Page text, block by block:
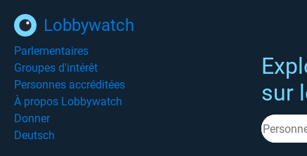
Lobbywatch
Parlementaires
Groupes d'intérêt
Personnes accréditées
À propos Lobbywatch
Donner
Deutsch
sur